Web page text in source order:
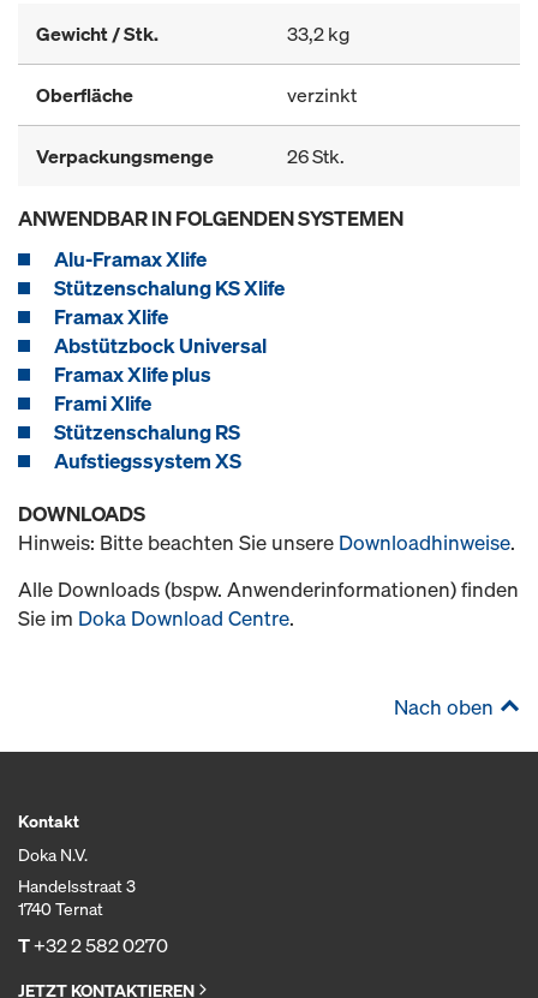
Gewicht / Stk. 33,2 kg
Oberfläche verzinkt
Verpackungsmenge 26 Stk.
ANWENDBAR IN FOLGENDEN SYSTEMEN
Alu-Framax Xlife
Stützenschalung KS Xlife
Framax Xlife
Abstützbock Universal
Framax Xlife plus
Frami Xlife
Stützenschalung RS
Aufstiegssystem XS
DOWNLOADS
Hinweis: Bitte beachten Sie unsere Downloadhinweise.
Alle Downloads (bspw. Anwenderinformationen) finden
Sie im Doka Download Centre.
Nach oben
Kontakt
Doka N.V.
Handelsstraat 3
1740 Ternat
T+32 2 582 0270
JETZT KONTAKTIEREN